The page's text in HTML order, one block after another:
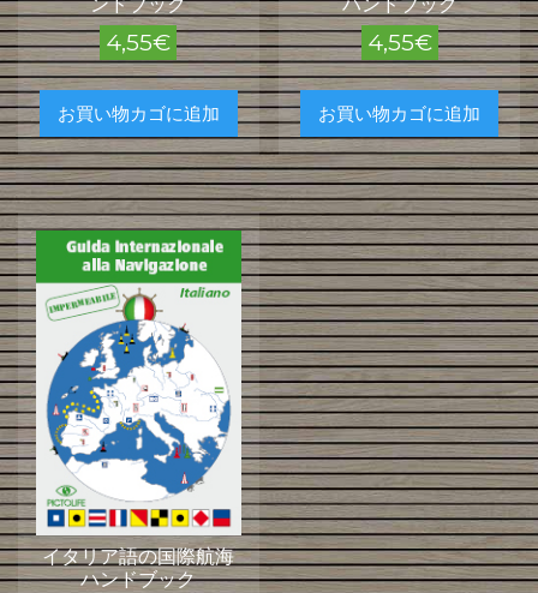
ンドブック
4,55€
お買い物カゴに追加
ハンドブック
4,55€
お買い物カゴに追加
イタリア語の国際航海
ハンドブック